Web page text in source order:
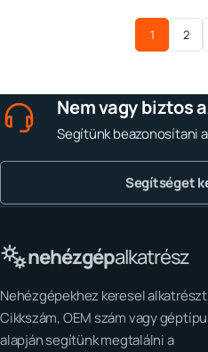
1 2
Nem vagy biztos
Segítünk beazonosítani a
Segítséget
nehézgépalkatrész
Nehézgépekhez keresel
Cikkszám, OEM szám vagy
alapján segítünk megtalálni a